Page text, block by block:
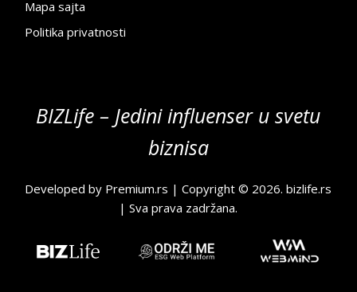
Mapa sajta
Politika privatnosti
BIZLife – Jedini influenser u svetu
biznisa
Developed by Premium.rs | Copyright © 2026.bizlife.rs
| Sva prava zadržana.